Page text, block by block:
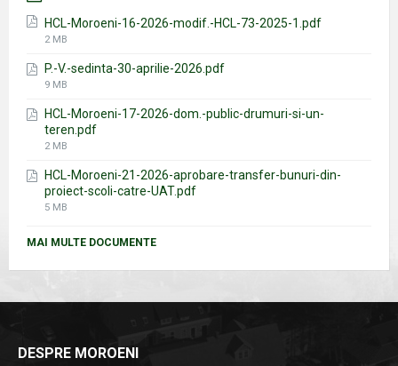
HCL-Moroeni-16-2026-modif.-HCL-73-2025-1.pdf
File
2 MB
P.-V.-sedinta-30-aprilie-2026.pdf
File
9 MB
HCL-Moroeni-17-2026-dom.-public-drumuri-si-un-
teren.pdf
File
2 MB
HCL-Moroeni-21-2026-aprobare-transfer-bunuri-din-
proiect-scoli-catre-UAT.pdf
File
5 MB
MAI MULTE DOCUMENTE
DESPRE MOROENI